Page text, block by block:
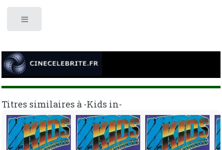
Titres similaires à -Kids in-